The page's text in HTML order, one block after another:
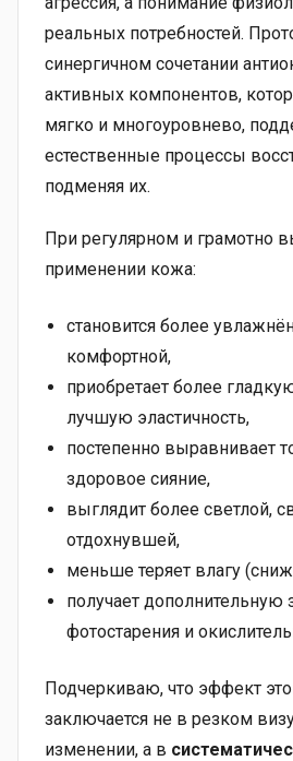
реальных потребностей.
синергичном сочетании
активных компонентов,
мягко и многоуровнево,
естественные процессы
подменяя их.
При регулярном и грамотно
применении кожа:
становится более
комфортной,
приобретает более
лучшую эластичность,
постепенно выравнивает
здоровое сияние,
выглядит более светлой,
отдохнувшей,
меньше теряет влагу
получает дополнительную
фотостарения и
Подчеркиваю, что эффект
заключается не в резком
изменении, а в